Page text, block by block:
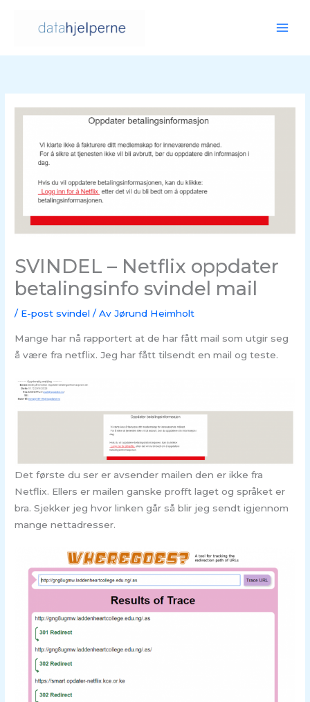
innholdet
SVINDEL – Netflix oppdater
betalingsinfo svindel mail
/ E-post svindel / Av Jørund Heimholt
Mange har nå rapportert at de har fått mail som utgir seg
å være fra netflix. Jeg har fått tilsendt en mail og teste.
Det første du ser er avsender mailen den er ikke fra
Netflix. Ellers er mailen ganske profft laget og språket er
bra. Sjekker jeg hvor linken går så blir jeg sendt igjennom
mange nettadresser.